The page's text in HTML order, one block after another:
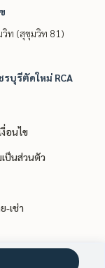
วิท (สุขุมวิท 81)
บุรีตัดใหม่ RCA
อนไข
ป็นส่วนตัว
-เช่า